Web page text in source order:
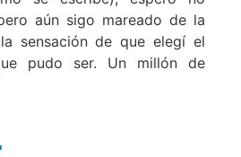
aún sigo mareado de la
sensación de que elegí el
pudo ser. Un millón de